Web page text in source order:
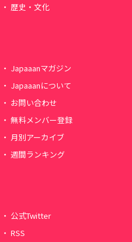
歴史・文化
Japaaanマガジン
Japaaanについて
お問い合わせ
無料メンバー登録
月別アーカイブ
週間ランキング
公式Twitter
RSS